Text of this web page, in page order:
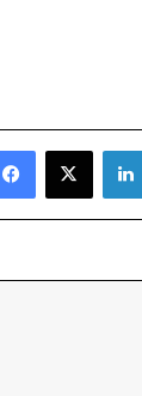
Facebook X